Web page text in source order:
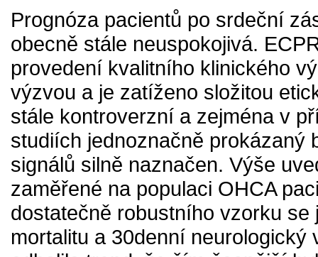
Prognóza pacientů po srdeční
obecně stále neuspokojivá.
provedení kvalitního klinického
výzvou a je zatíženo složitou
stále kontroverzní a zejména v
studiích jednoznačně prokázaný
signálů silně naznačen. Výše
zaměřené na populaci OHCA
dostatečně robustního vzorku
mortalitu a 30denní